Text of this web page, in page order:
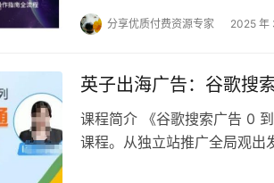
起号与运营全攻略。主要内…
分享优质付费资源专家 2025 年
英子出海广告：谷歌搜
课程简介 《谷歌搜索广告 0
课程。从独立站推广全局观出